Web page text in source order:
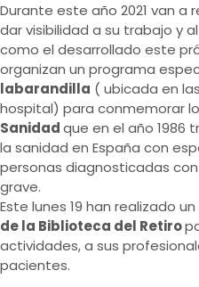
Durante este año 2021 van a
dar visibilidad a su trabajo y
como el desarrollado este
organizan un programa
labarandilla ( ubicada en
hospital) para conmemorar
Sanidadque en el año 1986
la sanidad en España con
personas diagnosticadas
grave.
Este lunes 19 han realizado
de la Biblioteca del Retiro
actividades, a sus
pacientes.